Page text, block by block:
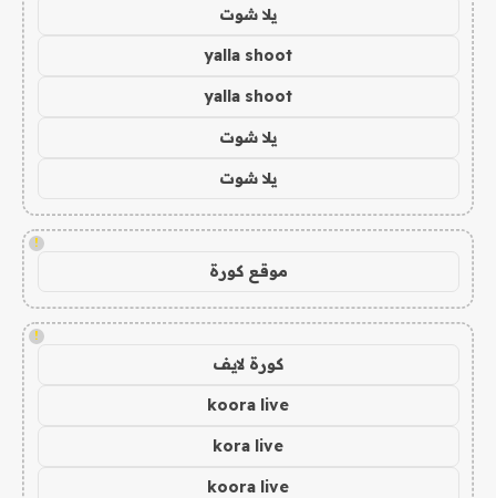
يلا شوت
yalla shoot
yalla shoot
يلا شوت
يلا شوت
!
موقع كورة
!
كورة لايف
koora live
kora live
koora live